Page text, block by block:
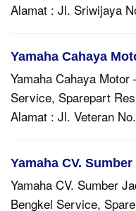
Alamat : Jl. Sriwijaya
Yamaha Cahaya
Yamaha Cahaya
Service, Sparepart
Alamat : Jl. Veteran
Yamaha CV.
Yamaha CV. Sumber
Bengkel Service,